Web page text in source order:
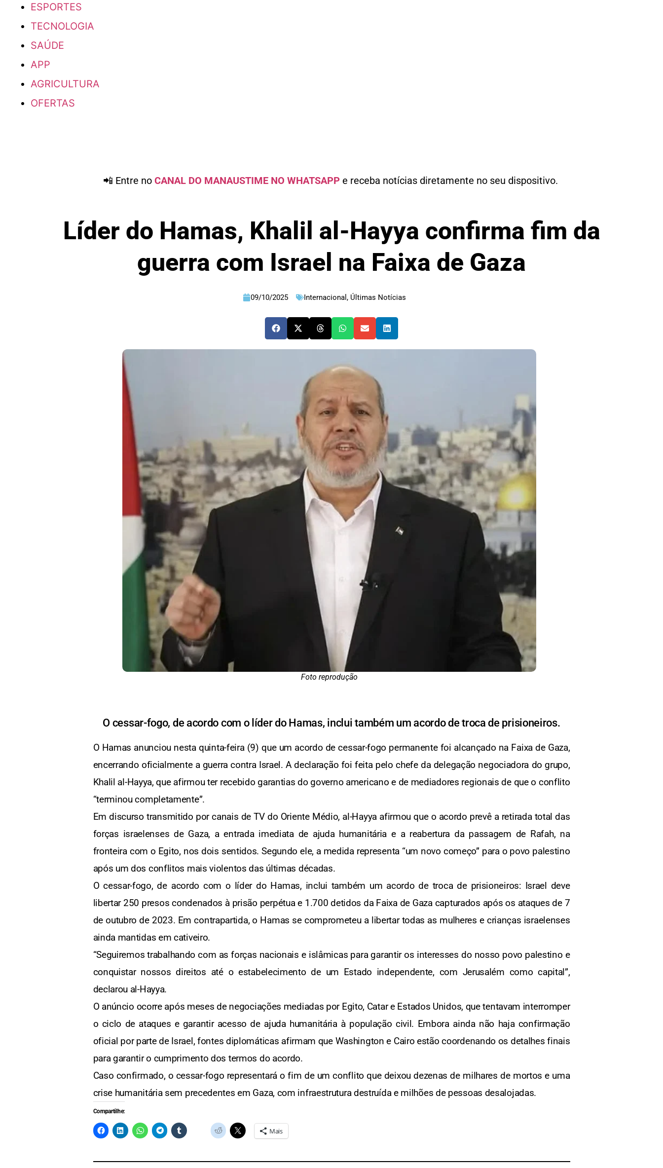
ESPORTES
TECNOLOGIA
SAÚDE
APP
AGRICULTURA
OFERTAS
📲 Entre no CANAL DO MANAUSTIME NO WHATSAPP e receba notícias diretamente no seu dispositivo.
Líder do Hamas, Khalil al-Hayya confirma fim da
guerra com Israel na Faixa de Gaza
09/10/2025 Internacional , Últimas Notícias
Foto reprodução
O cessar-fogo, de acordo com o líder do Hamas, inclui também um acordo de troca de prisioneiros.
O Hamas anunciou nesta quinta-feira (9) que um acordo de cessar-fogo permanente foi alcançado na Faixa de Gaza,
encerrando oficialmente a guerra contra Israel. A declaração foi feita pelo chefe da delegação negociadora do grupo,
Khalil al-Hayya, que afirmou ter recebido garantias do governo americano e de mediadores regionais de que o conflito
“terminou completamente”.
Em discurso transmitido por canais de TV do Oriente Médio, al-Hayya afirmou que o acordo prevê a retirada total das
forças israelenses de Gaza, a entrada imediata de ajuda humanitária e a reabertura da passagem de Rafah, na
fronteira com o Egito, nos dois sentidos. Segundo ele, a medida representa “um novo começo” para o povo palestino
após um dos conflitos mais violentos das últimas décadas.
O cessar-fogo, de acordo com o líder do Hamas, inclui também um acordo de troca de prisioneiros: Israel deve
libertar 250 presos condenados à prisão perpétua e 1.700 detidos da Faixa de Gaza capturados após os ataques de 7
de outubro de 2023. Em contrapartida, o Hamas se comprometeu a libertar todas as mulheres e crianças israelenses
ainda mantidas em cativeiro.
“Seguiremos trabalhando com as forças nacionais e islâmicas para garantir os interesses do nosso povo palestino e
conquistar nossos direitos até o estabelecimento de um Estado independente, com Jerusalém como capital”,
declarou al-Hayya.
O anúncio ocorre após meses de negociações mediadas por Egito, Catar e Estados Unidos, que tentavam interromper
o ciclo de ataques e garantir acesso de ajuda humanitária à população civil. Embora ainda não haja confirmação
oficial por parte de Israel, fontes diplomáticas afirmam que Washington e Cairo estão coordenando os detalhes finais
para garantir o cumprimento dos termos do acordo.
Caso confirmado, o cessar-fogo representará o fim de um conflito que deixou dezenas de milhares de mortos e uma
crise humanitária sem precedentes em Gaza, com infraestrutura destruída e milhões de pessoas desalojadas.
Compartilhe:
Mais